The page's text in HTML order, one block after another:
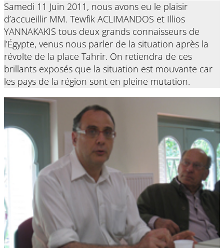
Samedi 11 Juin 2011, nous avons eu le plaisir
d’accueillir MM. Tewfik ACLIMANDOS et Illios
YANNAKAKIS tous deux grands connaisseurs de
l’Égypte, venus nous parler de la situation après la
révolte de la place Tahrir. On retiendra de ces
brillants exposés que la situation est mouvante car
les pays de la région sont en pleine mutation.